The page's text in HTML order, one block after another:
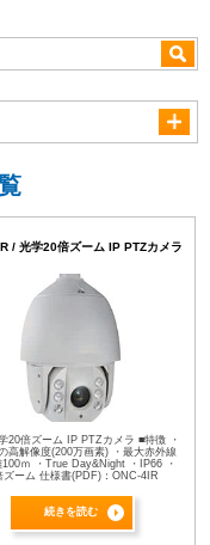
/ 光学20倍ズーム IP PTZカメラ
20倍ズーム IP PTZカメラ ■特徴 ・
高解像度(200万画素) ・最大赤外線
100ｍ ・True Day&Night ・IP66 ・
ズーム 仕様書(PDF)：ONC-4IR
続きを読む